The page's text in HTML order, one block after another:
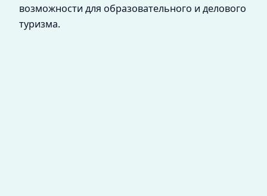
возможности для образовательного и делового
туризма.